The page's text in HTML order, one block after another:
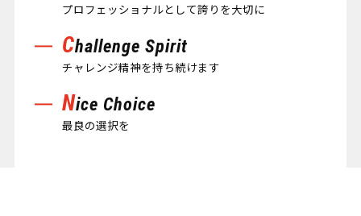
プロフェッショナルとして誇りを大切に
Challenge Spirit
チャレンジ精神を持ち続けます
Nice Choice
最良の選択を